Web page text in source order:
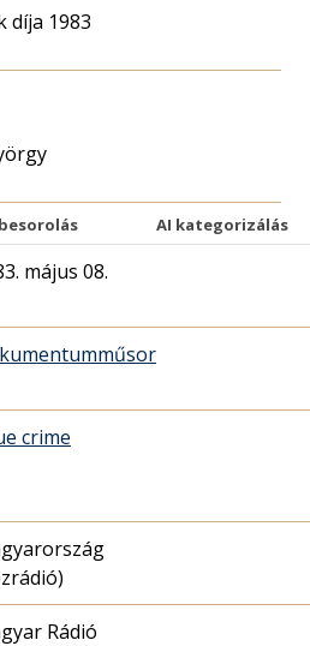
díja 1983
AI kategorizálás
május 08.
crime
Rádió